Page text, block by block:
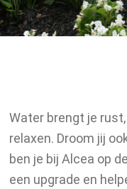
Water brengt je
relaxen. Droom jij
ben je bij Alcea op
een upgrade en
Winkel
Producten